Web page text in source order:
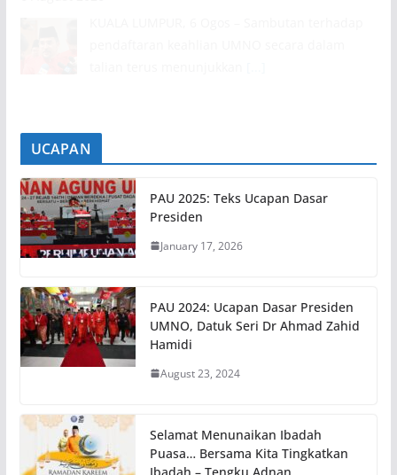
UCAPAN
PAU 2025: Teks Ucapan Dasar
Presiden
January 17, 2026
PAU 2024: Ucapan Dasar Presiden
UMNO, Datuk Seri Dr Ahmad Zahid
Hamidi
August 23, 2024
Selamat Menunaikan Ibadah
Puasa… Bersama Kita Tingkatkan
Ibadah – Tengku Adnan